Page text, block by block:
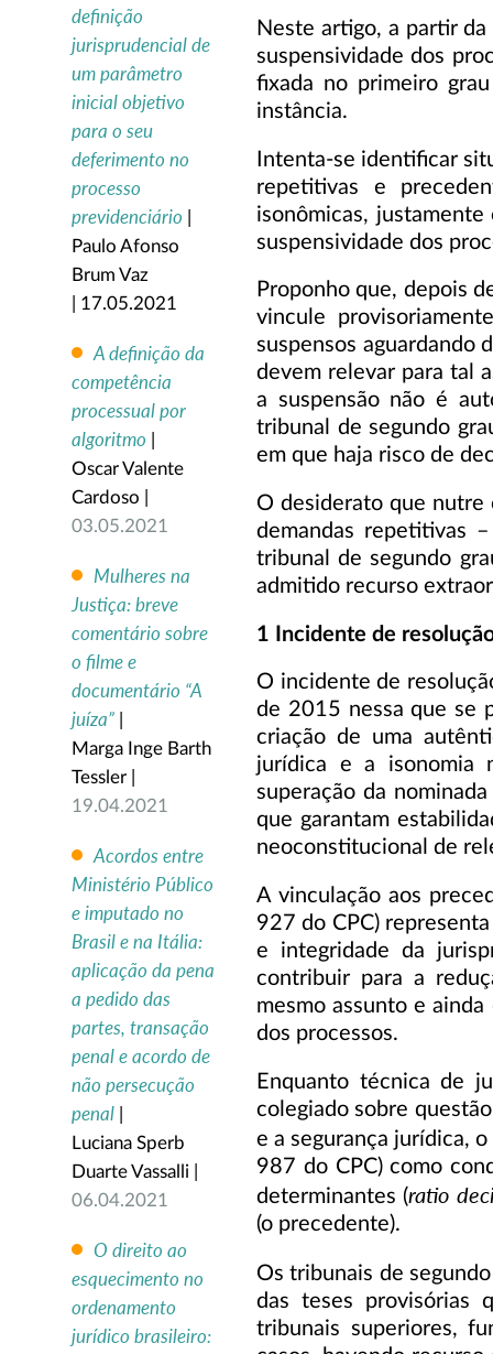
definição
jurisprudencial de
um parâmetro
inicial objetivo
para o seu
deferimento no
processo
previdenciário
Paulo Afonso
Brum Vaz
| 17.05.2021
A definição da
competência
processual por
algoritmo
Oscar Valente
Cardoso |
03.05.2021
Mulheres na
Justiça: breve
comentário sobre
o filme e
documentário “A
juíza”
Marga Inge Barth
Tessler |
19.04.2021
Acordos entre
Ministério Público
e imputado no
Brasil e na Itália:
aplicação da pena
a pedido das
partes, transação
penal e acordo de
não persecução
penal
Luciana Sperb
Duarte Vassalli |
06.04.2021
O direito ao
esquecimento no
ordenamento
jurídico brasileiro:
Neste artigo, a partir
suspensividade dos
fixada no primeiro
instância.
Intenta-se identificar
repetitivas e
isonômicas,
suspensividade dos
Proponho que, depois
vincule
suspensos aguardando
devem relevar para tal
a suspensão não é
tribunal de segundo
em que haja risco de
O desiderato que nutre
demandas repetitivas
tribunal de segundo
admitido recurso
1 Incidente de
O incidente de
de 2015 nessa que se
criação de uma
jurídica e a isonomia
superação da
que garantam
neoconstitucional de
A vinculação aos
927 do CPC)
e integridade da
contribuir para a
mesmo assunto e
dos processos.
Enquanto técnica de
colegiado sobre
e a segurança jurídica,
987 do CPC) como
determinantes (ratio
(o precedente).
Os tribunais de
das teses provisórias
tribunais superiores,